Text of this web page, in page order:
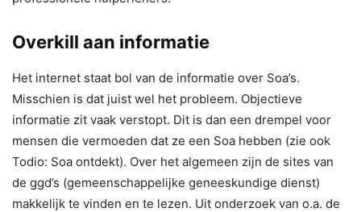
Overkill aan informatie
Het internet staat bol van de informatie over Soa’s.
Misschien is dat juist wel het probleem. Objectieve
informatie zit vaak verstopt. Dit is dan een drempel voor
mensen die vermoeden dat ze een Soa hebben (zie ook
Todio: Soa ontdekt). Over het algemeen zijn de sites van
de ggd’s (gemeenschappelijke geneeskundige dienst)
makkelijk te vinden en te lezen. Uit onderzoek van o.a. de